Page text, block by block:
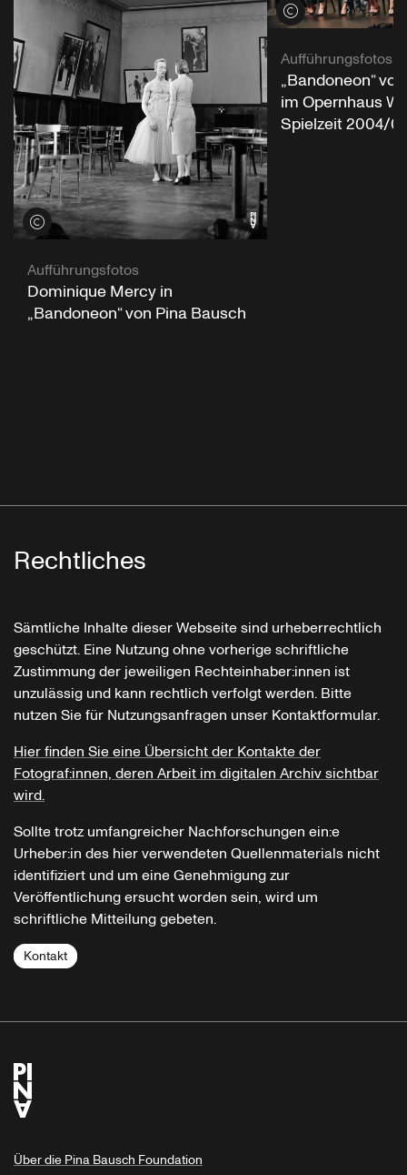
Credits öffnen
Aufführungsfotos
Dominique Mercy in
„Bandoneon“ von Pina Bausch
Credits öffnen
Aufführungsfotos
„Bandoneon“
im Opernhaus
Spielzeit 2004/
Rechtliches
Sämtliche Inhalte dieser Webseite sind urheberrechtlich
geschützt. Eine Nutzung ohne vorherige schriftliche
Zustimmung der jeweiligen Rechteinhaber:innen ist
unzulässig und kann rechtlich verfolgt werden. Bitte
nutzen Sie für Nutzungsanfragen unser Kontaktformular.
Hier finden Sie eine Übersicht der Kontakte der
Fotograf:innen, deren Arbeit im digitalen Archiv sichtbar
wird.
Sollte trotz umfangreicher Nachforschungen ein:e
Urheber:in des hier verwendeten Quellenmaterials nicht
identifiziert und um eine Genehmigung zur
Veröffentlichung ersucht worden sein, wird um
schriftliche Mitteilung gebeten.
Kontakt
Über die Pina Bausch Foundation